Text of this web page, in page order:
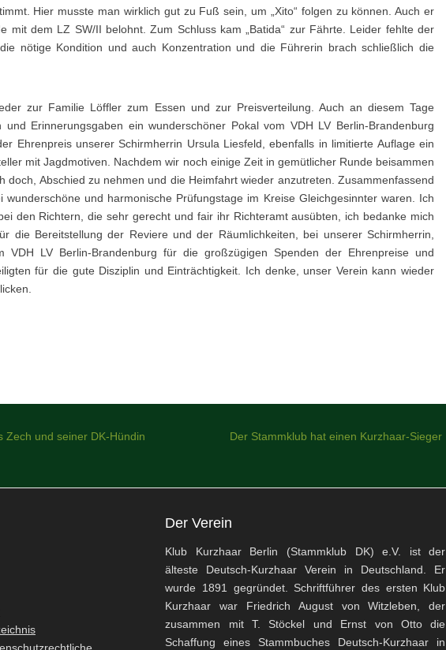
Hier musste man wirklich gut zu Fuß sein, um „Xito“ folgen zu können. Auch er
mit dem LZ SW/II belohnt. Zum Schluss kam „Batida“ zur Fährte. Leider fehlte der
nötige Kondition und auch Konzentration und die Führerin brach schließlich die
zur Familie Löffler zum Essen und zur Preisverteilung. Auch an diesem Tage
und Erinnerungsgaben ein wunderschöner Pokal vom VDH LV Berlin-Brandenburg
Ehrenpreis unserer Schirmherrin Ursula Liesfeld, ebenfalls in limitierte Auflage ein
mit Jagdmotiven. Nachdem wir noch einige Zeit in gemütlicher Runde beisammen
doch, Abschied zu nehmen und die Heimfahrt wieder anzutreten. Zusammenfassend
wunderschöne und harmonische Prüfungstage im Kreise Gleichgesinnter waren. Ich
den Richtern, die sehr gerecht und fair ihr Richteramt ausübten, ich bedanke mich
die Bereitstellung der Reviere und der Räumlichkeiten, bei unserer Schirmherrin,
VDH LV Berlin-Brandenburg für die großzügigen Spenden der Ehrenpreise und
für die gute Disziplin und Einträchtigkeit. Ich denke, unser Verein kann wieder
Zech und seiner DK-Hündin
Der Stammklub hat einen Kurzhaar-Sieger
Der Verein
Klub Kurzhaar Berlin (Stammklub DK) e.V. ist der
älteste Deutsch-Kurzhaar Verein in Deutschland. Er
wurde 1891 gegründet. Schriftführer des ersten Klub
Kurzhaar war Friedrich August von Witzleben, der
zusammen mit T. Stöckel und Ernst von Otto die
Schaffung eines Stammbuches Deutsch-Kurzhaar in